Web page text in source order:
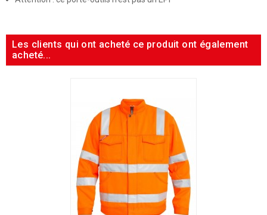
Les clients qui ont acheté ce produit ont également
acheté...